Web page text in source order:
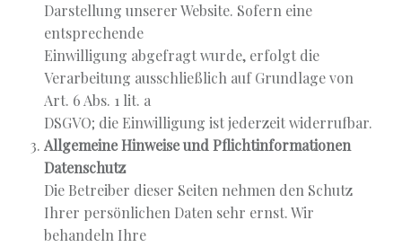
Darstellung unserer Website. Sofern eine
entsprechende
Einwilligung abgefragt wurde, erfolgt die
Verarbeitung ausschließlich auf Grundlage von
Art. 6 Abs. 1 lit. a
DSGVO; die Einwilligung ist jederzeit widerrufbar.
Allgemeine Hinweise und Pflichtinformationen
Datenschutz
Die Betreiber dieser Seiten nehmen den Schutz
Ihrer persönlichen Daten sehr ernst. Wir
behandeln Ihre